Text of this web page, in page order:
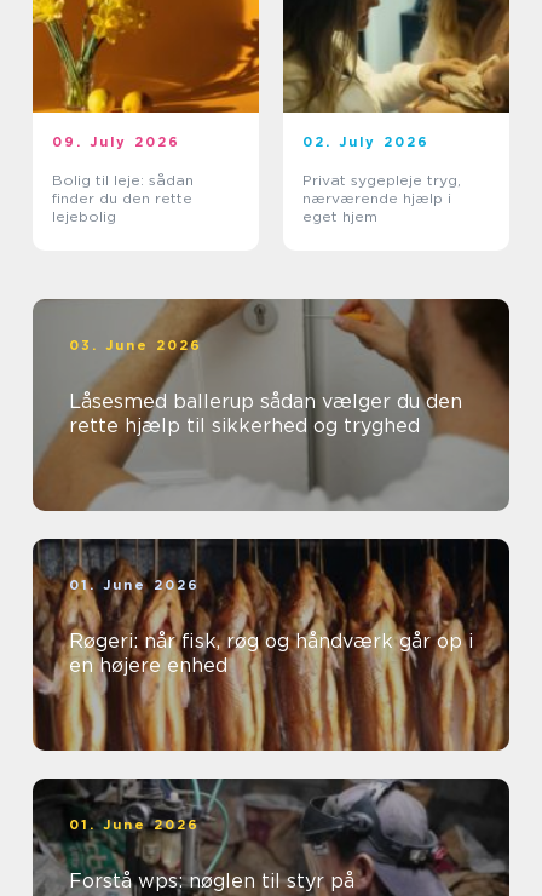
09. July 2026
Bolig til leje: sådan
finder du den rette
lejebolig
02. July 2026
Privat sygepleje tryg,
nærværende hjælp i
eget hjem
03. June 2026
Låsesmed ballerup sådan vælger du den
rette hjælp til sikkerhed og tryghed
01. June 2026
Røgeri: når fisk, røg og håndværk går op i
en højere enhed
01. June 2026
Forstå wps: nøglen til styr på